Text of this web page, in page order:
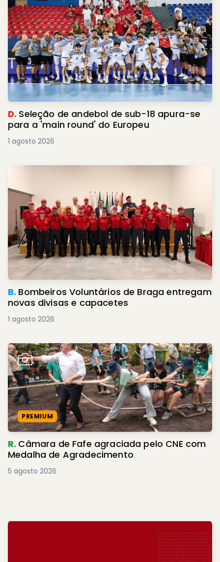
D. Seleção de andebol de sub-18 apura-se
para a 'main round' do Europeu
1 agosto 2026
B. Bombeiros Voluntários de Braga entregam
novas divisas e capacetes
1 agosto 2026
PREMIUM
R. Câmara de Fafe agraciada pelo CNE com
Medalha de Agradecimento
5 agosto 2026